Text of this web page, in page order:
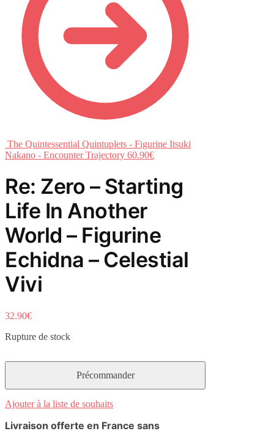
The Quintessential Quintuplets - Figurine Itsuki
Nakano - Encounter Trajectory 60.90€
Re: Zero – Starting
Life In Another
World – Figurine
Echidna – Celestial
Vivi
32.90€
Rupture de stock
Ajouter à la liste de souhaits
Livraison offerte en France sans